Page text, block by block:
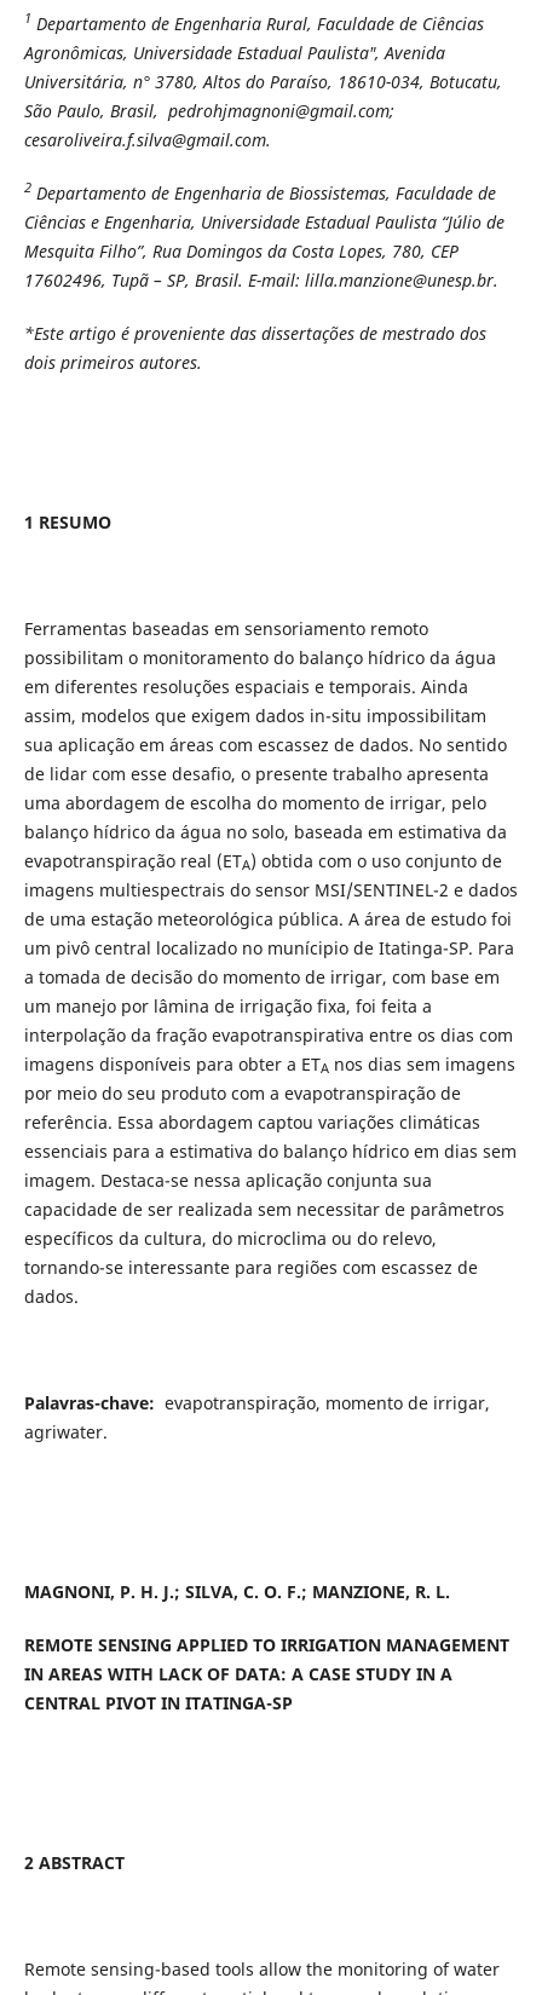
1 Departamento de Engenharia Rural, Faculdade de Ciências
Agronômicas, Universidade Estadual Paulista", Avenida
Universitária, n° 3780, Altos do Paraíso, 18610-034, Botucatu,
São Paulo, Brasil, pedrohjmagnoni@gmail.com;
cesaroliveira.f.silva@gmail.com.
2 Departamento de Engenharia de Biossistemas, Faculdade de
Ciências e Engenharia, Universidade Estadual Paulista “Júlio de
Mesquita Filho”, Rua Domingos da Costa Lopes, 780, CEP
17602496, Tupã – SP, Brasil. E-mail: lilla.manzione@unesp.br.
*Este artigo é proveniente das dissertações de mestrado dos
dois primeiros autores.
1 RESUMO
Ferramentas baseadas em sensoriamento remoto
possibilitam o monitoramento do balanço hídrico da água
em diferentes resoluções espaciais e temporais. Ainda
assim, modelos que exigem dados in-situ impossibilitam
sua aplicação em áreas com escassez de dados. No sentido
de lidar com esse desafio, o presente trabalho apresenta
uma abordagem de escolha do momento de irrigar, pelo
balanço hídrico da água no solo, baseada em estimativa da
evapotranspiração real (ETA) obtida com o uso conjunto de
imagens multiespectrais do sensor MSI/SENTINEL-2 e dados
de uma estação meteorológica pública. A área de estudo foi
um pivô central localizado no munícipio de Itatinga-SP. Para
a tomada de decisão do momento de irrigar, com base em
um manejo por lâmina de irrigação fixa, foi feita a
interpolação da fração evapotranspirativa entre os dias com
imagens disponíveis para obter a ETA nos dias sem imagens
por meio do seu produto com a evapotranspiração de
referência. Essa abordagem captou variações climáticas
essenciais para a estimativa do balanço hídrico em dias sem
imagem. Destaca-se nessa aplicação conjunta sua
capacidade de ser realizada sem necessitar de parâmetros
específicos da cultura, do microclima ou do relevo,
tornando-se interessante para regiões com escassez de
dados.
Palavras-chave: evapotranspiração, momento de irrigar,
agriwater.
MAGNONI, P. H. J.; SILVA, C. O. F.; MANZIONE, R. L.
REMOTE SENSING APPLIED TO IRRIGATION MANAGEMENT
IN AREAS WITH LACK OF DATA: A CASE STUDY IN A
CENTRAL PIVOT IN ITATINGA-SP
2 ABSTRACT
Remote sensing-based tools allow the monitoring of water